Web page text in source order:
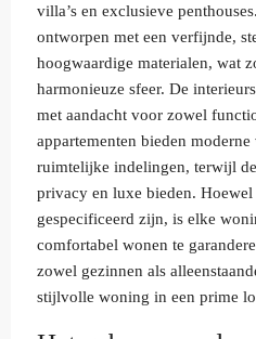
villa’s en exclusieve
ontworpen met een verfijnde,
hoogwaardige materialen, wat
harmonieuze sfeer. De
met aandacht voor zowel
appartementen bieden
ruimtelijke indelingen, terwijl
privacy en luxe bieden.
gespecificeerd zijn, is elke
comfortabel wonen te
zowel gezinnen als
stijlvolle woning in een prime